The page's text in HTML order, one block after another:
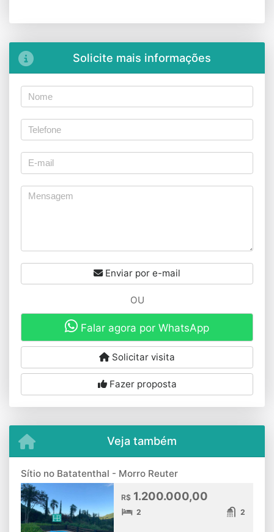
Solicite mais informações
Enviar por e-mail
OU
Falar agora por WhatsApp
Solicitar visita
Fazer proposta
Veja também
Sítio no Batatenthal - Morro Reuter
R$ 1.200.000,00
2 2